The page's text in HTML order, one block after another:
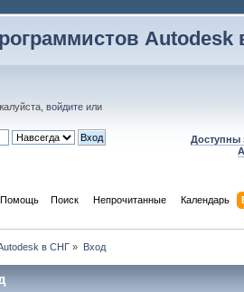
Autodesk
войдите или
Доступны
Помощь Поиск Непрочитанные Календарь
в СНГ » Вход